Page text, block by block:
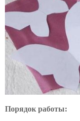
Порядок работы: